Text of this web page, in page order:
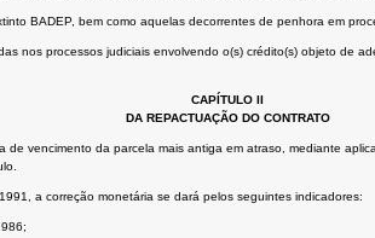
BADEP, bem como aquelas decorrentes de penhora em
nos processos judiciais envolvendo o(s) crédito(s) objeto de
CAPÍTULO II
DA REPACTUAÇÃO DO CONTRATO
vencimento da parcela mais antiga em atraso, mediante
a correção monetária se dará pelos seguintes indicadores: